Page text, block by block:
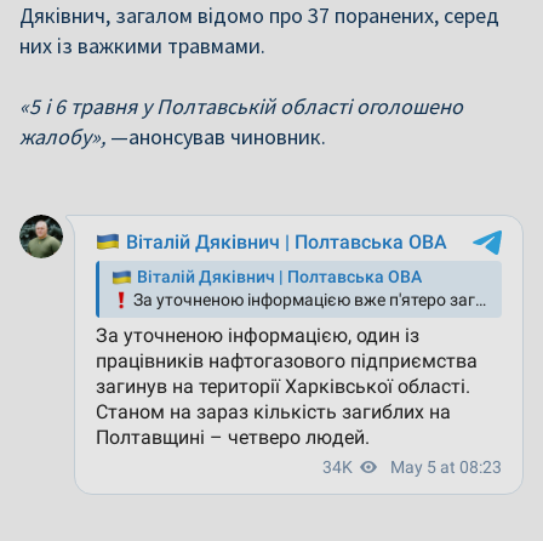
Дяківнич, загалом відомо про 37 поранених, серед
них із важкими травмами.
«5 і 6 травня у Полтавській області оголошено
жалобу», —анонсував чиновник.